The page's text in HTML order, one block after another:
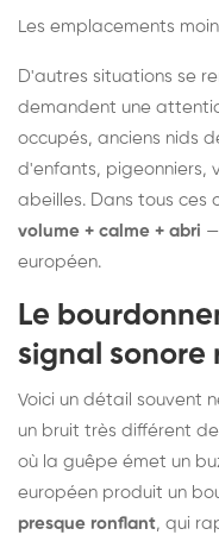
Les emplacements
D'autres situations se
demandent une
occupés, anciens nids
d'enfants, pigeonniers,
abeilles. Dans tous ces
volume + calme + abri
européen.
Le
signal sonore
Voici un détail souvent
un bruit très différent
où la guêpe émet un
européen produit un
presque ronflant, qui